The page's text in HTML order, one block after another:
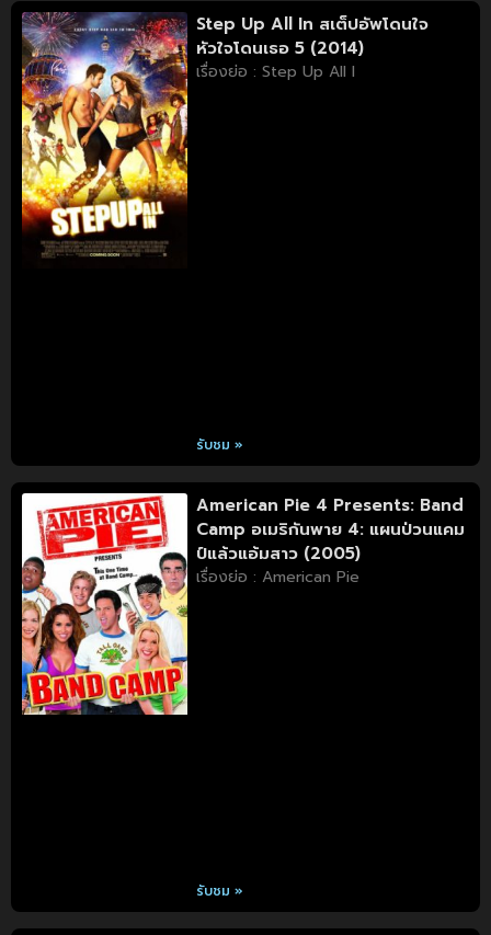
Step Up All In สเต็ปอัพโดนใจ
หัวใจโดนเธอ 5 (2014)
เรื่องย่อ : Step Up All I
รับชม »
American Pie 4 Presents: Band
Camp อเมริกันพาย 4: แผนป่วนแคม
ป์แล้วแอ้มสาว (2005)
เรื่องย่อ : American Pie
รับชม »